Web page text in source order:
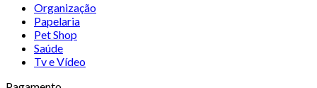
Organização
Papelaria
Pet Shop
Saúde
Tv e Vídeo